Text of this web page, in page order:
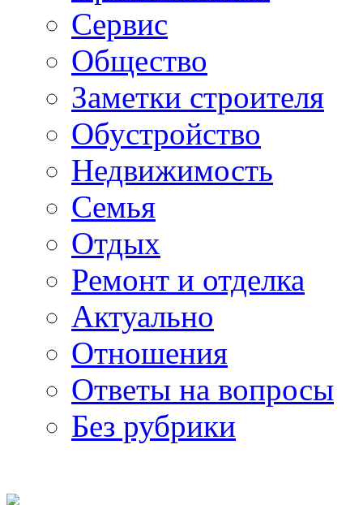
Сервис
Общество
Заметки строителя
Обустройство
Недвижимость
Семья
Отдых
Ремонт и отделка
Актуально
Отношения
Ответы на вопросы
Без рубрики